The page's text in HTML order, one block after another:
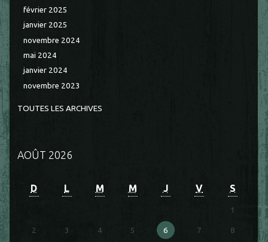
février 2025
janvier 2025
novembre 2024
mai 2024
janvier 2024
novembre 2023
TOUTES LES ARCHIVES
AOÛT 2026
D L M M J V S
1
2 3 4 5 6 7 8